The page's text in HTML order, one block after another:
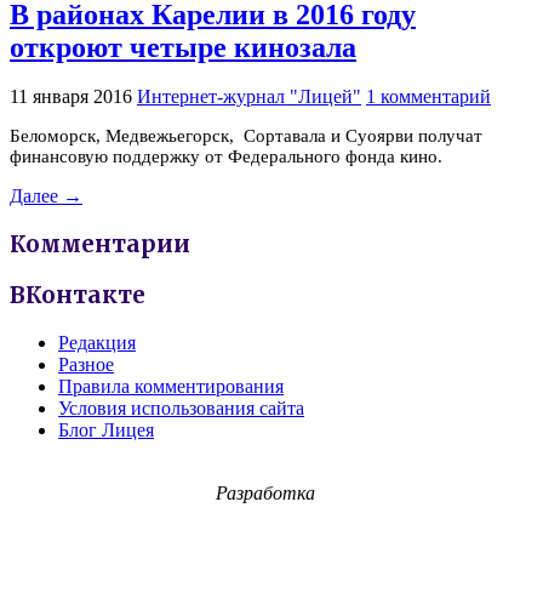
В районах Карелии в 2016 году
откроют четыре кинозала
11 января 2016 Интернет-журнал "Лицей" 1 комментарий
Беломорск, Медвежьегорск, Сортавала и Суоярви получат
финансовую поддержку от Федерального фонда кино.
Далее →
Комментарии
ВКонтакте
Редакция
Разное
Правила комментирования
Условия использования сайта
Блог Лицея
Разработка